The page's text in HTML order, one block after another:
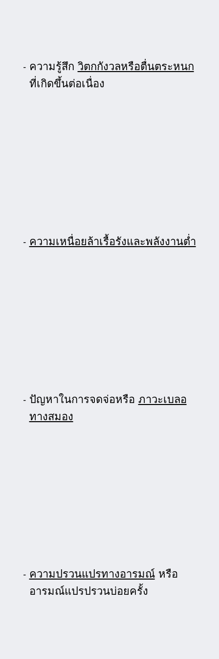
ความรู้สึก วิตกกังวลหรือตื่นตระหนก
ที่เกิดขึ้นต่อเนื่อง
ความเหนื่อยล้าเรื้อรังและพลังงานต่ำ
ปัญหาในการจดจ่อหรือ ภาวะเบลอ
ทางสมอง
ความปรวนแปรทางอารมณ์หรือ
อารมณ์แปรปรวนบ่อยครั้ง